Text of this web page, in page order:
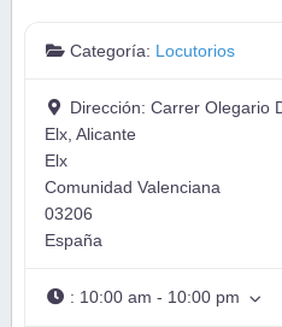
Categoría: Locutorios
Dirección:Carrer Olegario
Elx, Alicante
Elx
Comunidad Valenciana
03206
España
: 10:00 am - 10:00 pm